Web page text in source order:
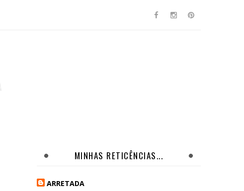
MINHAS RETICÊNCIAS...
ARRETADA